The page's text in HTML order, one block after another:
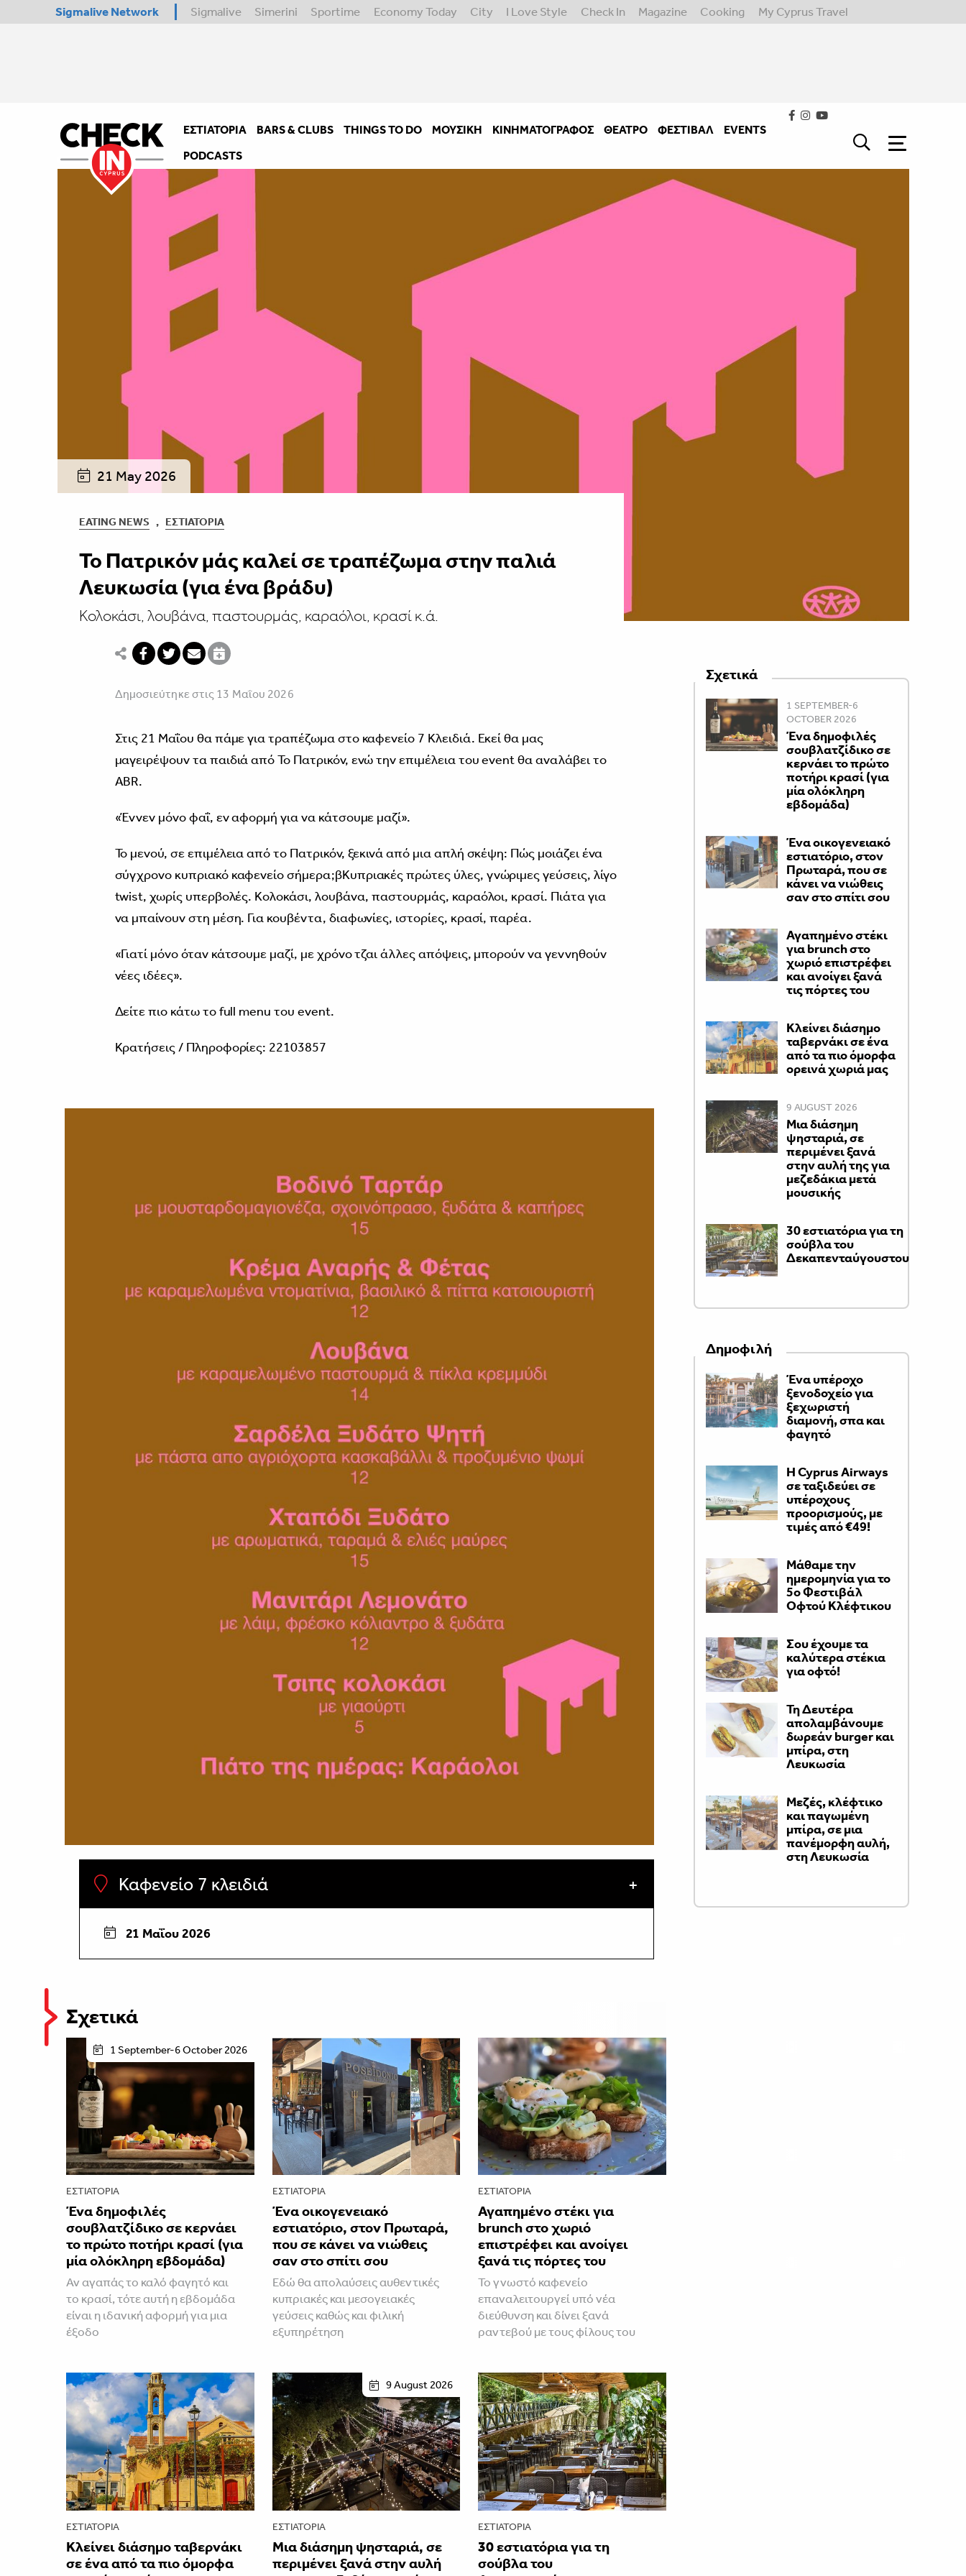
Sigmalive Network Sigmalive Simerini Sportime Economy Today City I Love Style Check In Magazine Cooking My Cyprus Travel
ΕΣΤΙΑΤΌΡΙΑ BARS & CLUBS THINGS TO DO ΜΟΥΣΙΚΉ ΚΙΝΗΜΑΤΟΓΡΆΦΟΣ ΘΈΑΤΡΟ ΦΕΣΤΙΒΑΛ
EVENTS
PODCASTS
21 May 2026
EATING NEWS , ΕΣΤΙΑΤΌΡΙΑ
Το Πατρικόν μάς καλεί σε τραπέζωμα στην παλιά
Λευκωσία (για ένα βράδυ)
Κολοκάσι, λουβάνα, παστουρμάς, καραόλοι, κρασί κ.ά.
Δημοσιεύτηκε στις 13 Μαΐου 2026
Στις 21 Μαΐου θα πάμε για τραπέζωμα στο καφενείο 7 Κλειδιά. Εκεί θα μας
μαγειρέψουν τα παιδιά από Το Πατρικόν, ενώ την επιμέλεια του event θα αναλάβει το
ABR.
«Έννεν μόνο φαΐ, εν αφορμή για να κάτσουμε μαζί».
Το μενού, σε επιμέλεια από το Πατρικόν, ξεκινά από μια απλή σκέψη: Πώς μοιάζει ένα
σύγχρονο κυπριακό καφενείο σήμερα;βΚυπριακές πρώτες ύλες, γνώριμες γεύσεις, λίγο
twist, χωρίς υπερβολές. Κολοκάσι, λουβάνα, παστουρμάς, καραόλοι, κρασί. Πιάτα για
να μπαίνουν στη μέση. Για κουβέντα, διαφωνίες, ιστορίες, κρασί, παρέα.
«Γιατί μόνο όταν κάτσουμε μαζί, με χρόνο τζαι άλλες απόψεις, μπορούν να γεννηθούν
νέες ιδέες».
Δείτε πιο κάτω το full menu του event.
Κρατήσεις / Πληροφορίες: 22103857
Καφενείο 7 κλειδιά
21 Μαΐου 2026
Σχετικά
1 September-6 October 2026
ΕΣΤΙΑΤΌΡΙΑ
Ένα δημοφιλές
σουβλατζίδικο σε κερνάει
το πρώτο ποτήρι κρασί (για
μία ολόκληρη εβδομάδα)
Αν αγαπάς το καλό φαγητό και
το κρασί, τότε αυτή η εβδομάδα
είναι η ιδανική αφορμή για μια
έξοδο
ΕΣΤΙΑΤΌΡΙΑ
Ένα οικογενειακό
εστιατόριο, στον Πρωταρά,
που σε κάνει να νιώθεις
σαν στο σπίτι σου
Εδώ θα απολαύσεις αυθεντικές
κυπριακές και μεσογειακές
γεύσεις καθώς και φιλική
εξυπηρέτηση
ΕΣΤΙΑΤΌΡΙΑ
Αγαπημένο στέκι για
brunch στο χωριό
επιστρέφει και ανοίγει
ξανά τις πόρτες του
Το γνωστό καφενείο
επαναλειτουργεί υπό νέα
διεύθυνση και δίνει ξανά
ραντεβού με τους φίλους του
ΕΣΤΙΑΤΌΡΙΑ
Κλείνει διάσημο ταβερνάκι
σε ένα από τα πιο όμορφα
9 August 2026
ΕΣΤΙΑΤΌΡΙΑ
Μια διάσημη ψησταριά, σε
περιμένει ξανά στην αυλή
ΕΣΤΙΑΤΌΡΙΑ
30 εστιατόρια για τη
σούβλα του
Σχετικά
1 SEPTEMBER-6
OCTOBER 2026
Ένα δημοφιλές
σουβλατζίδικο σε
κερνάει το πρώτο
ποτήρι κρασί (για
μία ολόκληρη
εβδομάδα)
Ένα οικογενειακό
εστιατόριο, στον
Πρωταρά, που σε
κάνει να νιώθεις
σαν στο σπίτι σου
Αγαπημένο στέκι
για brunch στο
χωριό επιστρέφει
και ανοίγει ξανά
τις πόρτες του
Κλείνει διάσημο
ταβερνάκι σε ένα
από τα πιο όμορφα
ορεινά χωριά μας
9 AUGUST 2026
Μια διάσημη
ψησταριά, σε
περιμένει ξανά
στην αυλή της για
μεζεδάκια μετά
μουσικής
30 εστιατόρια για τη
σούβλα του
Δεκαπενταύγουστου
Δημοφιλή
Ένα υπέροχο
ξενοδοχείο για
ξεχωριστή
διαμονή, σπα και
φαγητό
H Cyprus Airways
σε ταξιδεύει σε
υπέροχους
προορισμούς, με
τιμές από €49!
Μάθαμε την
ημερομηνία για το
5ο Φεστιβάλ
Οφτού Κλέφτικου
Σου έχουμε τα
καλύτερα στέκια
για οφτό!
Τη Δευτέρα
απολαμβάνουμε
δωρεάν burger και
μπίρα, στη
Λευκωσία
Μεζές, κλέφτικο
και παγωμένη
μπίρα, σε μια
πανέμορφη αυλή,
στη Λευκωσία